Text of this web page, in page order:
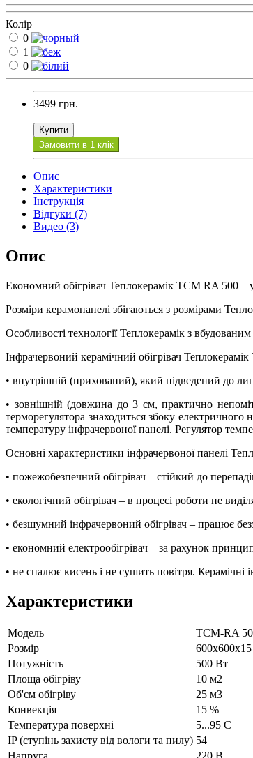
Колір
0
1
0
3499 грн.
Купити
Замовити в 1 клік
Опис
Характеристики
Інструкція
Відгуки (7)
Видео (3)
Опис
Економний обігрівач Теплокерамік ТСМ RA 500 –
Розміри керамопанелі збігаються з розмірами
Особливості технології Теплокерамік з
Інфрачервоний керамічний обігрівач
• внутрішній (прихований), який підведений до
• зовнішній (довжина до 3 см, практично
терморегулятора знаходиться збоку
температуру інфрачервоної панелі. Регулятор
Основні характеристики інфрачервоної панелі
• пожежобезпечний обігрівач – стійкий до
• екологічний обігрівач – в процесі роботи не
• безшумний інфрачервоний обігрівач – працює
• економний електрообігрівач – за рахунок
• не спалює кисень і не сушить повітря.
Характеристики
Модель
ТСМ-RA
Рoзмір
Потужність
500 Вт
Площа обігріву
10 м2
Об'єм обігріву
25 м3
Конвекція
15 %
Температура поверхні
5...95 С
IP (ступінь захисту від вологи та пилу) 54
Напруга
220 В